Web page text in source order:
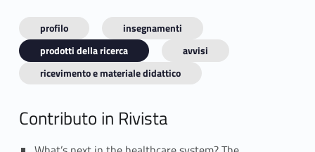
profilo
insegnamenti
prodotti della ricerca
avvisi
ricevimento e materiale didattico
Contributo in Rivista